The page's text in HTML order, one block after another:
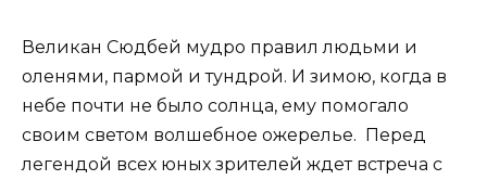
Великан Сюдбей мудро правил людьми и
оленями, пармой и тундрой. И зимою, когда в
небе почти не было солнца, ему помогало
своим светом волшебное ожерелье. Перед
легендой всех юных зрителей ждет встреча с